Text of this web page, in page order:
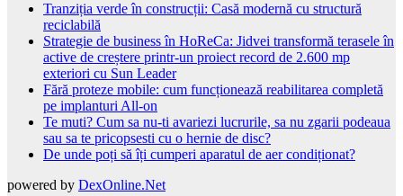
Tranziția verde în construcții: Casă modernă cu structură
reciclabilă
Strategie de business în HoReCa: Jidvei transformă terasele în
active de creștere printr-un proiect record de 2.600 mp
exteriori cu Sun Leader
Fără proteze mobile: cum funcționează reabilitarea completă
pe implanturi All-on
Te muti? Cum sa nu-ti avariezi lucrurile, sa nu zgarii podeaua
sau sa te pricopsesti cu o hernie de disc?
De unde poți să îți cumperi aparatul de aer condiționat?
powered by DexOnline.Net